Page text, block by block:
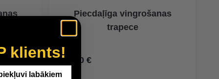
Piecdaļīga vingrošanas
trapece
916,50 €
klients!
labākiem